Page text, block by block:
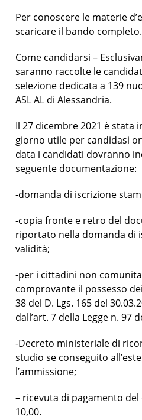
Per conoscere le materie
scaricare il bando completo.
Come candidarsi –
saranno raccolte le
selezione dedicata a 139
ASL AL di Alessandria.
Il 27 dicembre 2021 è stata
giorno utile per candidasi
data i candidati dovranno
seguente documentazione:
-domanda di iscrizione
-copia fronte e retro del
riportato nella domanda di
validità;
-per i cittadini non
comprovante il possesso
38 del D. Lgs. 165 del
dall’art. 7 della Legge n. 97
-Decreto ministeriale di
studio se conseguito
l’ammissione;
– ricevuta di pagamento
10,00.